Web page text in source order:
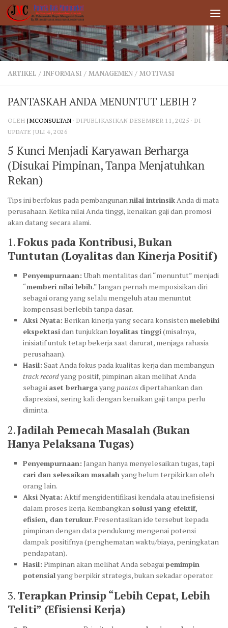
Dibawah Konten
ARTIKEL / INFORMASI / MANAGEMEN / MOTIVASI
PANTASKAH ANDA MENUNTUT LEBIH ?
OLEH JMCONSULTAN · DIPUBLIKASIKAN DESEMBER 11, 2025 · DI
UPDATE JULI 4, 2026
5 Kunci Menjadi Karyawan Berharga
(Disukai Pimpinan, Tanpa Menjatuhkan
Rekan)
Tips ini berfokus pada pembangunannilai intrinsikAnda di mata
perusahaan. Ketika nilai Anda tinggi, kenaikan gaji dan promosi
akan datang secara alami.
1.Fokus pada Kontribusi, Bukan
Tuntutan (Loyalitas dan Kinerja Positif)
Penyempurnaan: Ubah mentalitas dari “menuntut” menjadi
“memberi nilai lebih.” Jangan pernah memposisikan diri
sebagai orang yang selalu mengeluh atau menuntut
kompensasi berlebih tanpa dasar.
Aksi Nyata: Berikan kinerja yang secara konsistenmelebihi
ekspektasidan tunjukkanloyalitas tinggi(misalnya,
inisiatif untuk tetap bekerja saat darurat, menjaga rahasia
perusahaan).
Hasil: Saat Anda fokus pada kualitas kerja dan membangun
track recordyang positif, pimpinan akan melihat Anda
sebagai aset berhargayangpantasdipertahankan dan
diapresiasi, sering kali dengan kenaikan gaji tanpa perlu
diminta.
2.Jadilah Pemecah Masalah (Bukan
Hanya Pelaksana Tugas)
Penyempurnaan: Jangan hanya menyelesaikan tugas, tapi
cari dan selesaikan masalahyang belum terpikirkan oleh
orang lain.
Aksi Nyata: Aktif mengidentifikasi kendala atau inefisiensi
dalam proses kerja. Kembangkan solusi yang efektif,
efisien, dan terukur. Presentasikan ide tersebut kepada
pimpinan dengan data pendukung mengenai potensi
dampak positifnya (penghematan waktu/biaya, peningkatan
pendapatan).
Hasil: Pimpinan akan melihat Anda sebagaipemimpin
potensialyang berpikir strategis, bukan sekadar operator.
3.Terapkan Prinsip “Lebih Cepat, Lebih
Teliti” (Efisiensi Kerja)